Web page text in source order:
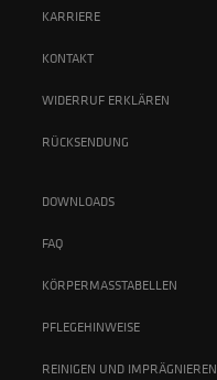
KARRIERE
KONTAKT
WIDERRUF ERKLÄREN
RÜCKSENDUNG
DOWNLOADS
FAQ
KÖRPERMASSTABELLEN
PFLEGEHINWEISE
REINIGEN UND IMPRÄGNIEREN